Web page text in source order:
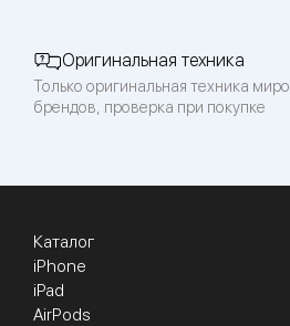
Оригинальная техника
Только оригинальная техника
брендов, проверка при покупке
Каталог
iPhone
iPad
AirPods